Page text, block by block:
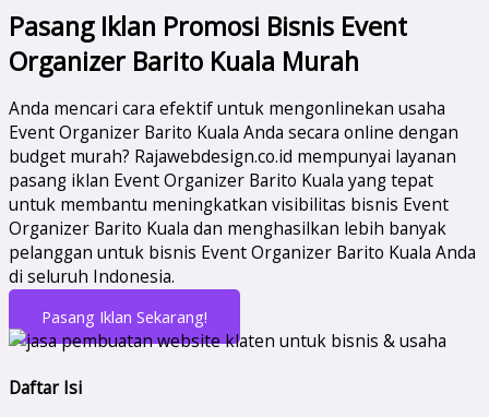
Pasang Iklan Promosi Bisnis Event
Organizer Barito Kuala Murah
Anda mencari cara efektif untuk mengonlinekan usaha
Event Organizer Barito Kuala Anda secara online dengan
budget murah? Rajawebdesign.co.id mempunyai layanan
pasang iklan Event Organizer Barito Kuala yang tepat
untuk membantu meningkatkan visibilitas bisnis Event
Organizer Barito Kuala dan menghasilkan lebih banyak
pelanggan untuk bisnis Event Organizer Barito Kuala Anda
di seluruh Indonesia.
Pasang Iklan Sekarang!
Daftar Isi